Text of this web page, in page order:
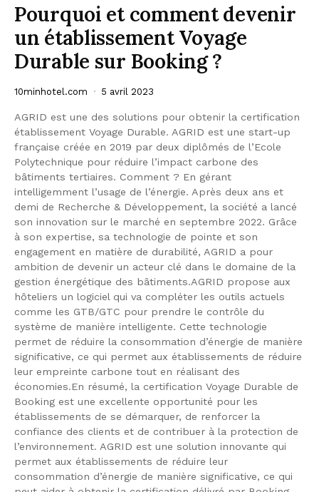
Pourquoi et comment devenir
un établissement Voyage
Durable sur Booking ?
10minhotel.com 5 avril 2023
AGRID est une des solutions pour obtenir la certification
établissement Voyage Durable. AGRID est une start-up
française créée en 2019 par deux diplômés de l’Ecole
Polytechnique pour réduire l’impact carbone des
bâtiments tertiaires. Comment ? En gérant
intelligemment l’usage de l’énergie. Après deux ans et
demi de Recherche & Développement, la société a lancé
son innovation sur le marché en septembre 2022. Grâce
à son expertise, sa technologie de pointe et son
engagement en matière de durabilité, AGRID a pour
ambition de devenir un acteur clé dans le domaine de la
gestion énergétique des bâtiments.AGRID propose aux
hôteliers un logiciel qui va compléter les outils actuels
comme les GTB/GTC pour prendre le contrôle du
système de manière intelligente. Cette technologie
permet de réduire la consommation d’énergie de manière
significative, ce qui permet aux établissements de réduire
leur empreinte carbone tout en réalisant des
économies.En résumé, la certification Voyage Durable de
Booking est une excellente opportunité pour les
établissements de se démarquer, de renforcer la
confiance des clients et de contribuer à la protection de
l’environnement. AGRID est une solution innovante qui
permet aux établissements de réduire leur
consommation d’énergie de manière significative, ce qui